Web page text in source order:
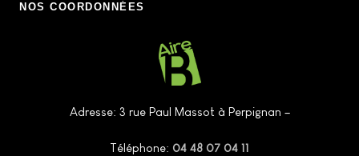
NOS COORDONNÉES
Adresse: 3 rue Paul Massot à Perpignan –
Téléphone: 04 48 07 04 11